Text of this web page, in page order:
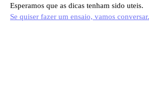
Esperamos que as dicas tenham sido uteis.
Se quiser fazer um ensaio, vamos conversar.